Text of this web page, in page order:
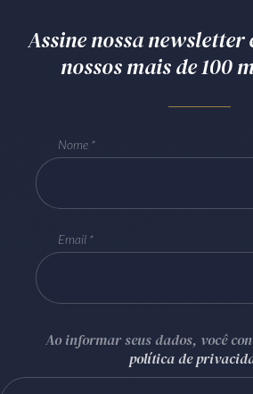
Assine nossa newsletter
nossos mais de 100
Nome
Email
Ao informar seus dados, você
política de